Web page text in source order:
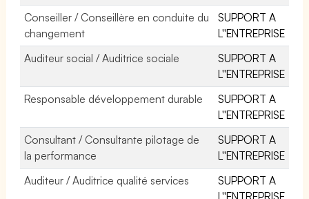
Conseiller / Conseillère en conduite du
changement
SUPPORT A
L''ENTREPRISE
Auditeur social / Auditrice sociale
SUPPORT A
L''ENTREPRISE
Responsable développement durable
SUPPORT A
L''ENTREPRISE
Consultant / Consultante pilotage de
la performance
SUPPORT A
L''ENTREPRISE
Auditeur / Auditrice qualité services
SUPPORT A
L''ENTREPRISE